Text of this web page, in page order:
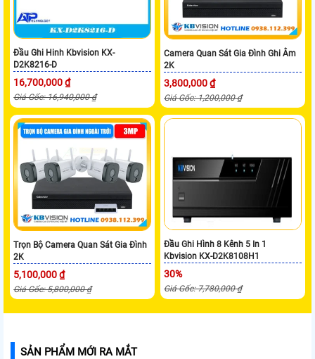
Đầu Ghi Hinh Kbvision KX-
D2K8216-D
16,700,000 ₫
Giá Gốc: 16,940,000 ₫
Camera Quan Sát Gia Đình Ghi Âm
2K
3,800,000 ₫
Giá Gốc: 1,200,000 ₫
Trọn Bộ Camera Quan Sát Gia Đình
2K
5,100,000 ₫
Giá Gốc: 5,800,000 ₫
Đầu Ghi Hình 8 Kênh 5 In 1
Kbvision KX-D2K8108H1
30%
Giá Gốc: 7,780,000 ₫
SẢN PHẨM MỚI RA MẮT